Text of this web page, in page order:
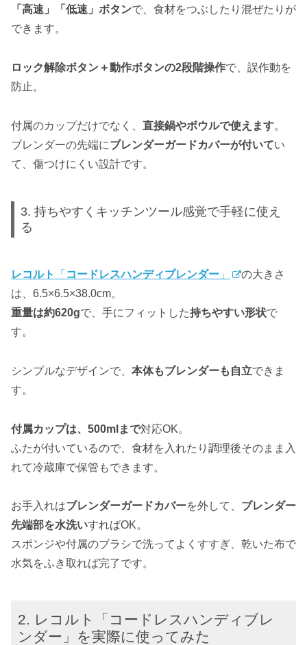
「高速」「低速」ボタンで、食材をつぶしたり混ぜたりが
できます。
ロック解除ボタン＋動作ボタンの2段階操作で、誤作動を
防止。
付属のカップだけでなく、 直接鍋やボウルで使えます。
ブレンダーの先端にブレンダーガードカバーが付いてい
て、傷つけにくい設計です。
3. 持ちやすくキッチンツール感覚で手軽に使え
る
レコルト 「 コードレスハンディブレンダー 」
の大きさ
は、6.5×6.5×38.0cm。
重量は約620gで、手にフィットした持ちやすい形状で
す。
シンプルなデザインで、 本体もブレンダーも自立できま
す。
付属カップは、500mlまで対応OK。
ふたが付いているので、食材を入れたり調理後そのまま入
れて冷蔵庫で保管もできます。
お手入れはブレンダーガードカバーを外して、 ブレンダー
先端部を水洗いすればOK。
スポンジや付属のブラシで洗ってよくすすぎ、乾いた布で
水気をふき取れば完了です。
レコルト「コードレスハンディブレ
ンダー」を実際に使ってみた